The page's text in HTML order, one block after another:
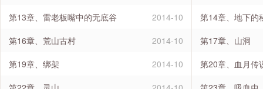
第13章、雷老板嘴中的无底谷
2014-10
第14章、地下的
第16章、荒山古村
2014-10
第17章、山洞
第19章、绑架
2014-10
第20章、血月传